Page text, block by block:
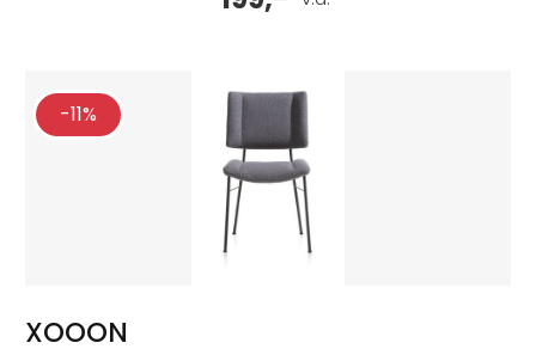
-11%
XOOON